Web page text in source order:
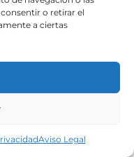
o retirar el
a ciertas
Aviso Legal